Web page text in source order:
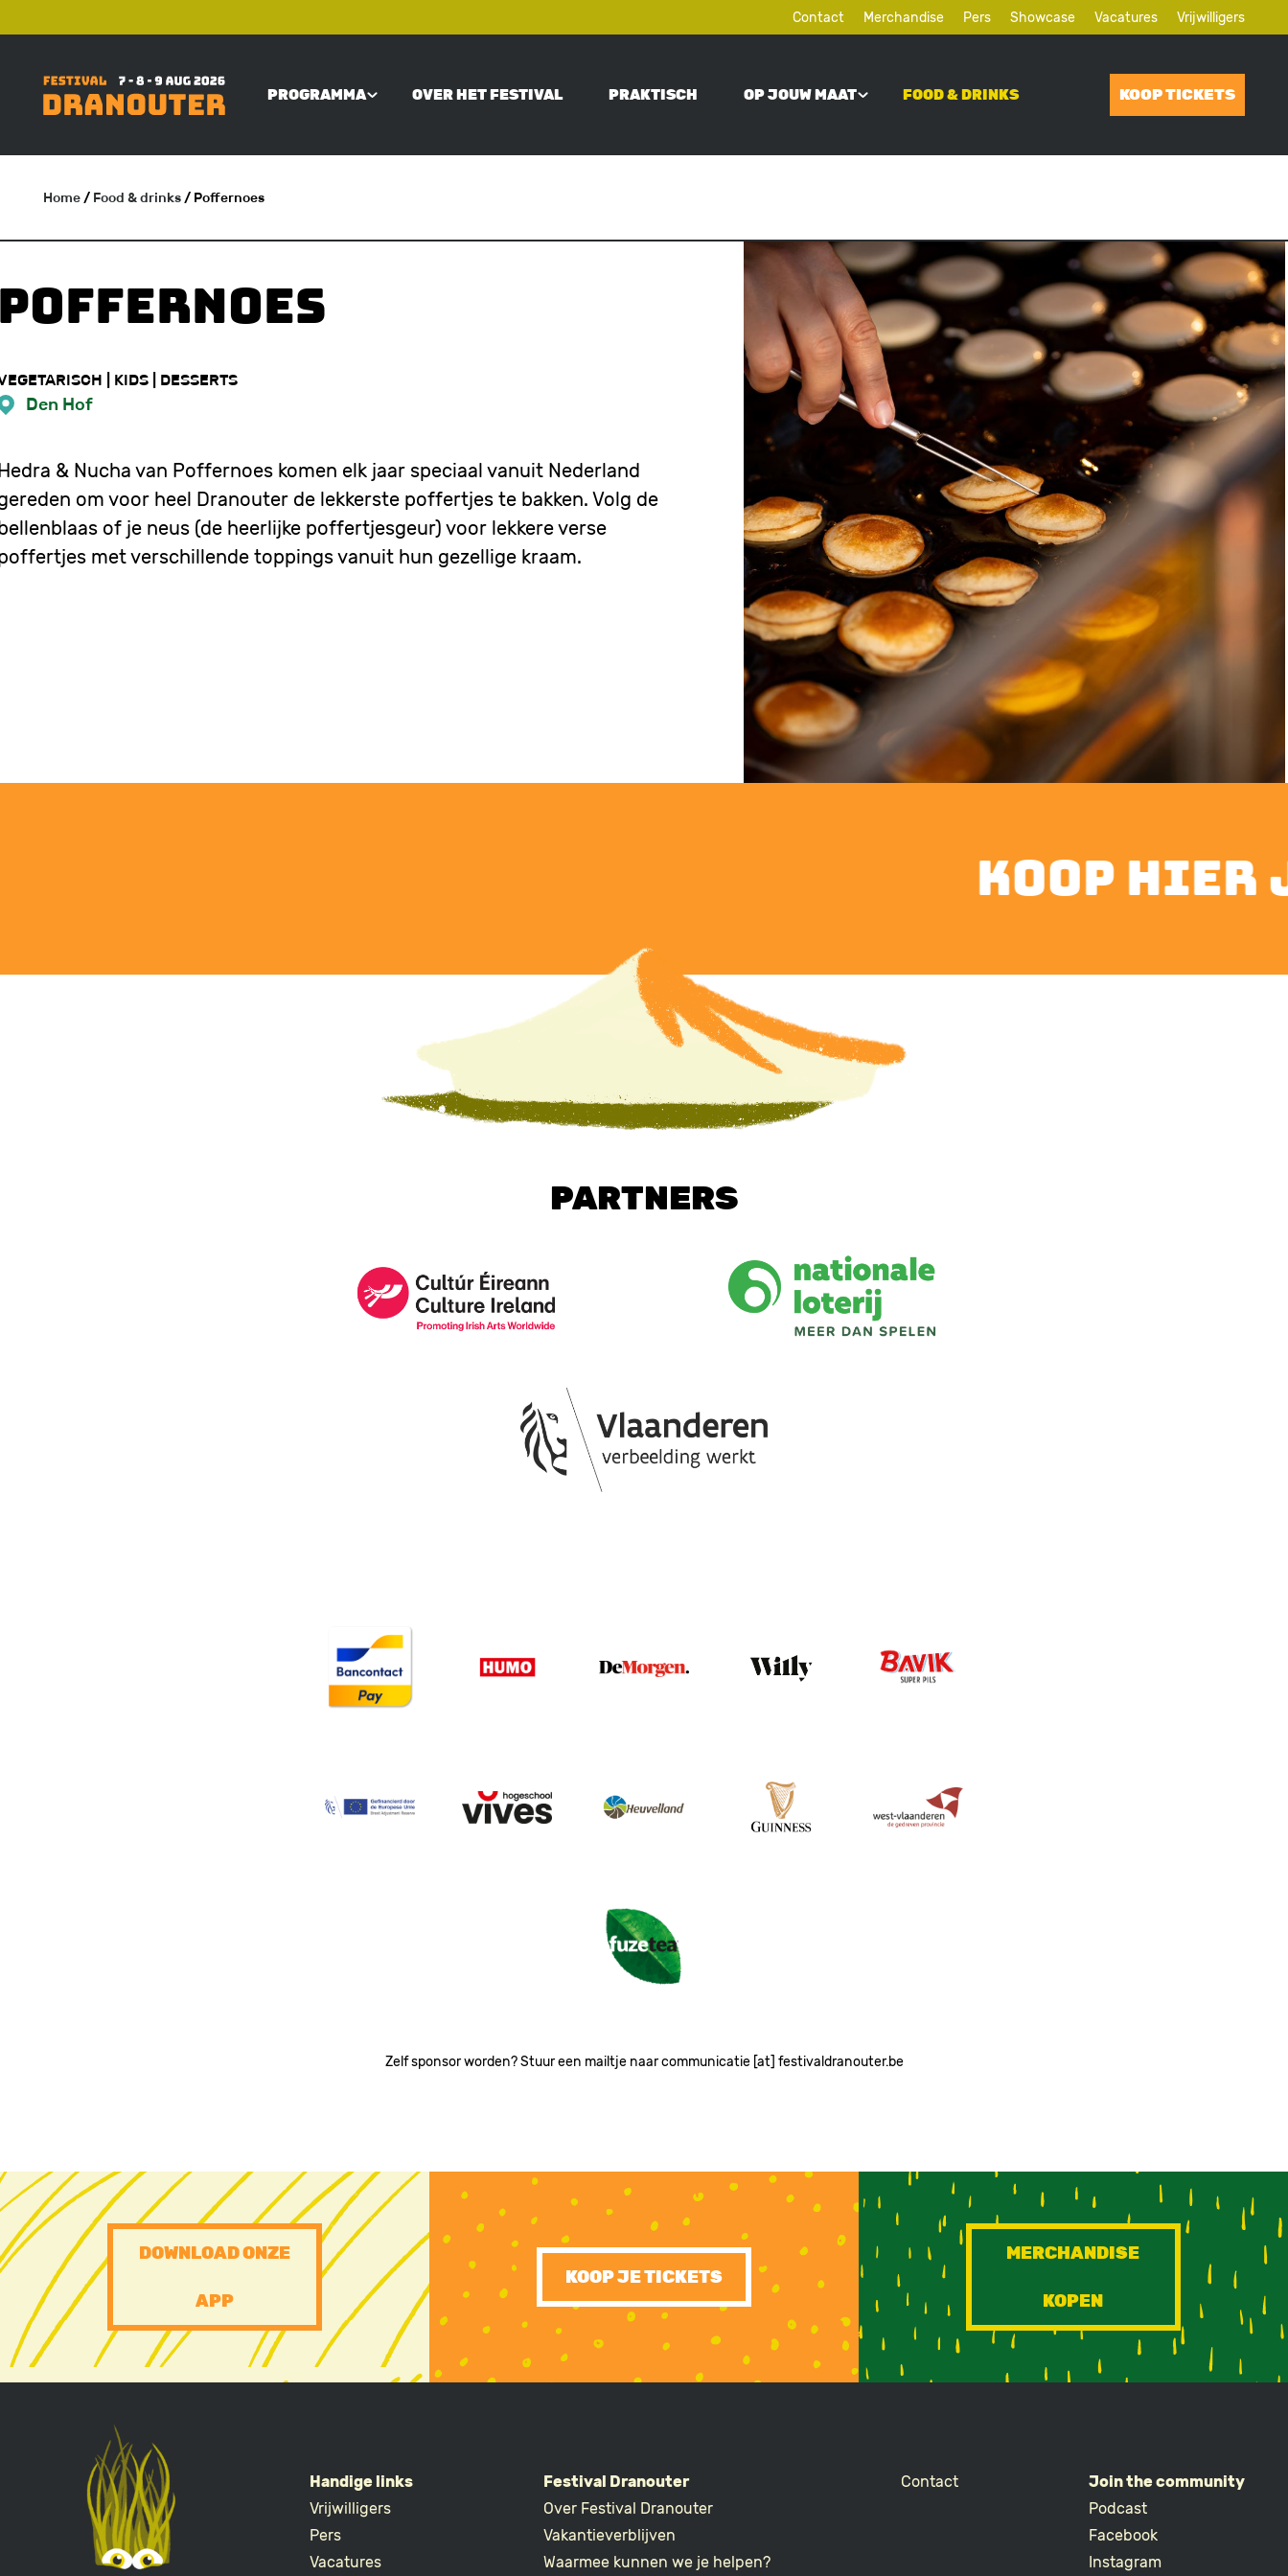
gaan
Contact Merchandise Pers Showcase Vacatures Vrijwilligers
PROGRAMMA OVER HET FESTIVAL PRAKTISCH OP JOUW MAAT FOOD & DRINKS KOOP TICKETS
KRUIMELPAD
Home/ Food & drinks/ Poffernoes
| KIDS | DESSERTS
Den Hof
& Nucha van Poffernoes komen elk jaar speciaal vanuit Nederland
om voor heel Dranouter de lekkerste poffertjes te bakken. Volg de
of je neus (de heerlijke poffertjesgeur) voor lekkere verse
met verschillende toppings vanuit hun gezellige kraam.
koop hier
PARTNERS
Image Image
Image
Image
Image
Image
Image Image
Image Image Image Image Image
Image
Zelf sponsor worden? Stuur een mailtje naar communicatie [at] festivaldranouter.be
PRE
FOOTER
CTA
DOWNLOAD ONZE
APP
KOOP JE TICKETS
MERCHANDISE
KOPEN
FOOTER
Handige links
Vrijwilligers
Pers
Vacatures
Festival Dranouter
Over Festival Dranouter
Vakantieverblijven
Waarmee kunnen we je helpen?
Contact
Join the community
Podcast
Facebook
Instagram